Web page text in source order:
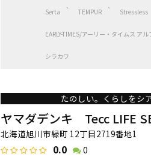
Serta TEMPUR Stressless
EARLY-TIMES/アーリー・タイムス アル
シラカワ
たのしい。くらしをシ
ヤマダデンキ Tecc LIFE
北海道旭川市緑町 12丁目2719番地1
0.0 0